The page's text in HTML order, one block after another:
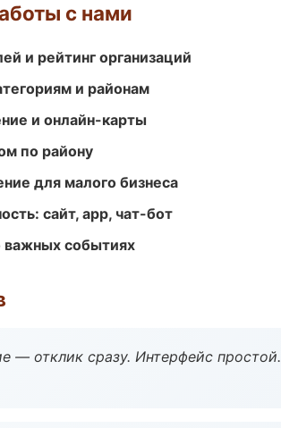
с нами
и рейтинг организаций
и районам
и онлайн-карты
по району
для малого бизнеса
сайт, app, чат-бот
важных событиях
— отклик сразу. Интерфейс простой.